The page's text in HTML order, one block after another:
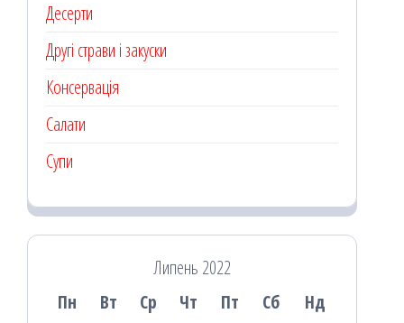
Десерти
Другі страви і закуски
Консервація
Салати
Супи
Липень 2022
Пн
Вт Ср Чт Пт Сб
Нд